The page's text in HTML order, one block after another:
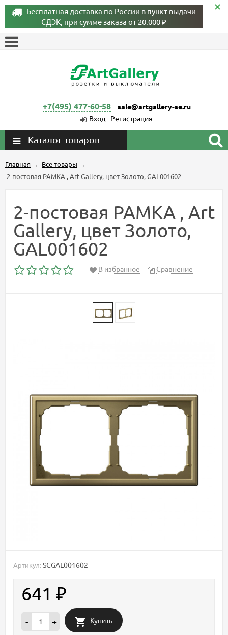
Бесплатная доставка по России в пункт выдачи
СДЭК, при сумме заказа от 20.000 ₽
+7(495) 477-60-58
sale@artgallery-se.ru
Вход
Регистрация
Каталог товаров
Главная → Все товары →
2-постовая РАМКА , Art Gallery, цвет Золото, GAL001602
2-постовая РАМКА , Art
Gallery, цвет Золото,
GAL001602
В избранное Сравнение
Артикул: SCGAL001602
641 ₽
- + Купить